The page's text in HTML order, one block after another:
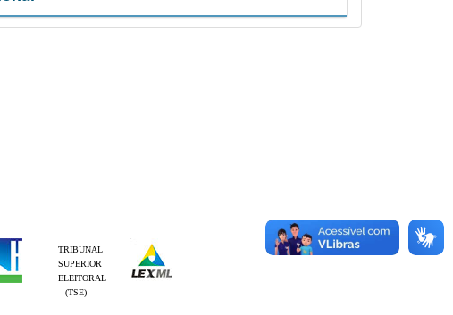
TRIBUNAL
SUPERIOR
ELEITORAL
(TSE)